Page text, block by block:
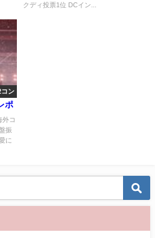
クディ投票1位 DCイン...
コン
ポ
外コ
振
に